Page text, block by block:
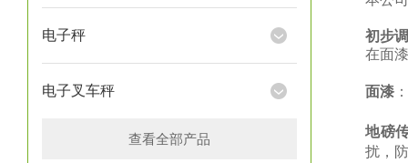
电子秤
电子叉车秤
查看全部产品
初步
在面
面漆 ：
地磅
扰，